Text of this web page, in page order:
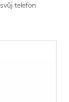
telefon